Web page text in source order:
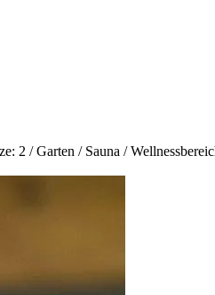
2 / Garten / Sauna /